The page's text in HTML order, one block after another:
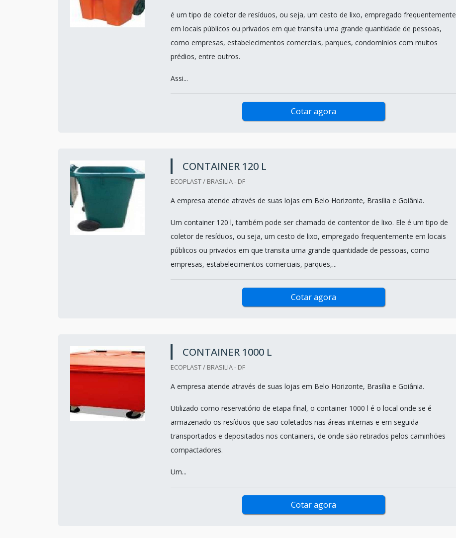
é um tipo de coletor de resíduos, ou seja, um cesto de lixo, empregado frequentemente
em locais públicos ou privados em que transita uma grande quantidade de pessoas,
como empresas, estabelecimentos comerciais, parques, condomínios com muitos
prédios, entre outros.
Assi...
Cotar agora
CONTAINER 120 L
ECOPLAST / BRASILIA - DF
A empresa atende através de suas lojas em Belo Horizonte, Brasília e Goiânia.
Um container 120 l, também pode ser chamado de contentor de lixo. Ele é um tipo de
coletor de resíduos, ou seja, um cesto de lixo, empregado frequentemente em locais
públicos ou privados em que transita uma grande quantidade de pessoas, como
empresas, estabelecimentos comerciais, parques,...
Cotar agora
CONTAINER 1000 L
ECOPLAST / BRASILIA - DF
A empresa atende através de suas lojas em Belo Horizonte, Brasília e Goiânia.
Utilizado como reservatório de etapa final, o container 1000 l é o local onde se é
armazenado os resíduos que são coletados nas áreas internas e em seguida
transportados e depositados nos containers, de onde são retirados pelos caminhões
compactadores.
Um...
Cotar agora